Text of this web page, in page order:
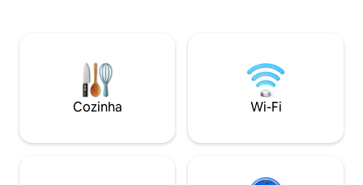
panorâmica com TV Smart de 85'' 🍳
Cozinha gourmet 🌿 Jardim com
churrasqueira 🚗 Garagem privativa 📶
Wi-Fi rápido ✨ Ar da montanha,
vista para as
está disponível
alojamento é
mas não são
Cozinha Wi-Fi